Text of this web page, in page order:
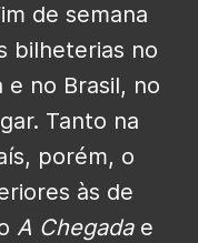
de semana
bilheterias no
e no Brasil, no
Tanto na
porém, o
às de
A Chegadae